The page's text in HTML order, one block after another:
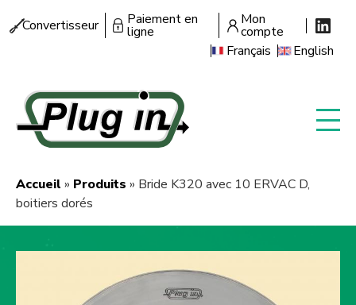
auMenu
Convertisseur Paiement en
ligne
Mon
compte
Français
English
Fil
Accueil Produits
Bride K320 avec 10 ERVAC D,
boitiers dorés